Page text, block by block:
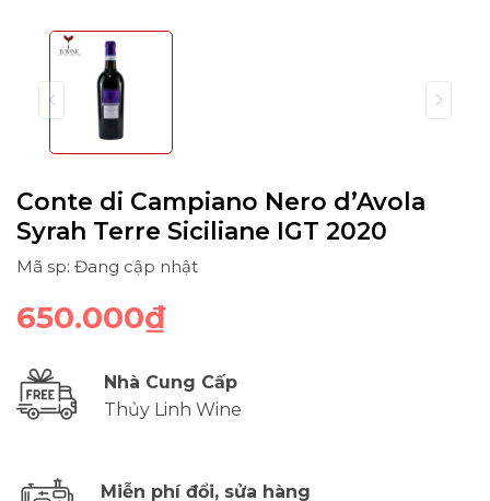
Conte di Campiano Nero d’Avola
Syrah Terre Siciliane IGT 2020
Mã sp: Đang cập nhật
650.000₫
Nhà Cung Cấp
Thủy Linh Wine
Miễn phí đổi, sửa hàng